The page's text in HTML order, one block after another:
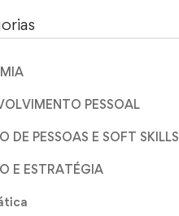
PESSOAL
DE PESSOAS E SOFT SKILLS
E ESTRATÉGIA